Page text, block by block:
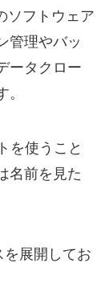
ソフトウェア
管理やバッ
ータクロー
を使うこと
名前を見た
展開してお